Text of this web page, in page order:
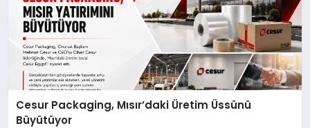
Cesur Packaging, Mısır’daki Üretim Üssünü
Büyütüyor